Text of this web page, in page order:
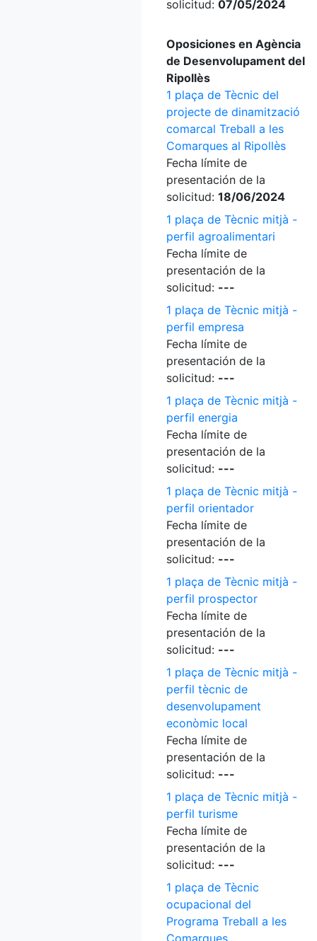
solicitud: 07/05/2024
Oposiciones en Agència
de Desenvolupament del
Ripollès
1 plaça de Tècnic del
projecte de dinamització
comarcal Treball a les
Comarques al Ripollès
Fecha límite de
presentación de la
solicitud: 18/06/2024
1 plaça de Tècnic mitjà -
perfil agroalimentari
Fecha límite de
presentación de la
solicitud: ---
1 plaça de Tècnic mitjà -
perfil empresa
Fecha límite de
presentación de la
solicitud: ---
1 plaça de Tècnic mitjà -
perfil energia
Fecha límite de
presentación de la
solicitud: ---
1 plaça de Tècnic mitjà -
perfil orientador
Fecha límite de
presentación de la
solicitud: ---
1 plaça de Tècnic mitjà -
perfil prospector
Fecha límite de
presentación de la
solicitud: ---
1 plaça de Tècnic mitjà -
perfil tècnic de
desenvolupament
econòmic local
Fecha límite de
presentación de la
solicitud: ---
1 plaça de Tècnic mitjà -
perfil turisme
Fecha límite de
presentación de la
solicitud: ---
1 plaça de Tècnic
ocupacional del
Programa Treball a les
Comarques